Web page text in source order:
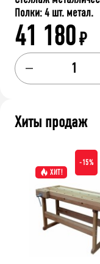
Полки: 4 шт. метал.
41 180₽
Хиты продаж
ХИТ!
-15%